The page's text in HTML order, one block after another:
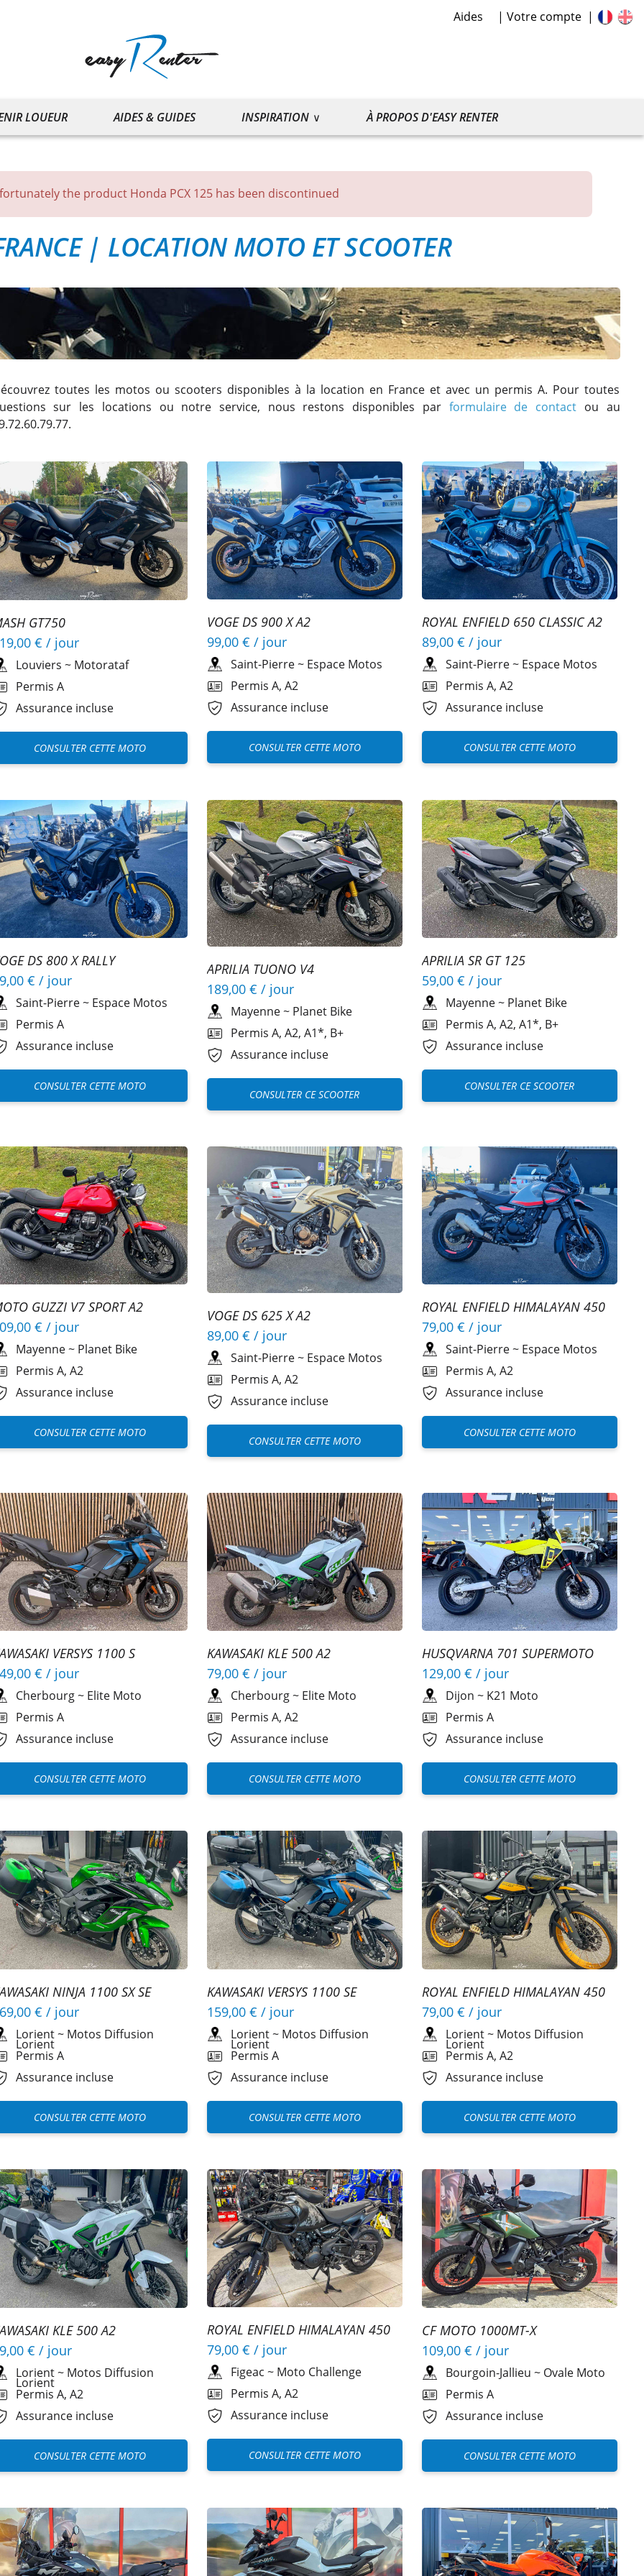
Aides Votre compte
LOUEUR AIDES & GUIDES INSPIRATION À PROPOS D'EASY RENTER
the product Honda PCX 125 has been discontinued
| LOCATION MOTO ET SCOOTER
toutes les motos ou scooters disponibles à la location en France et avec un permis A. Pour toutes
sur les locations ou notre service, nous restons disponibles par formulaire de contact ou au
GT750
€ / jour
Louviers ~ Motorataf
Permis A
Assurance incluse
CONSULTER CETTE MOTO
VOGE DS 900 X A2
99,00 € / jour
Saint-Pierre~ Espace Motos
Permis A, A2
Assurance incluse
CONSULTER CETTE MOTO
ROYAL ENFIELD 650 CLASSIC A2
89,00 € / jour
Saint-Pierre~ Espace Motos
Permis A, A2
Assurance incluse
CONSULTER CETTE MOTO
DS 800 X RALLY
€ / jour
Saint-Pierre~ Espace Motos
Permis A
Assurance incluse
CONSULTER CETTE MOTO
APRILIA TUONO V4
189,00 € / jour
Mayenne~ Planet Bike
Permis A, A2, A1*, B+
Assurance incluse
CONSULTER CE SCOOTER
APRILIA SR GT 125
59,00 € / jour
Mayenne~ Planet Bike
Permis A, A2, A1*, B+
Assurance incluse
CONSULTER CE SCOOTER
GUZZI V7 SPORT A2
€ / jour
Mayenne~ Planet Bike
Permis A, A2
Assurance incluse
CONSULTER CETTE MOTO
VOGE DS 625 X A2
89,00 € / jour
Saint-Pierre~ Espace Motos
Permis A, A2
Assurance incluse
CONSULTER CETTE MOTO
ROYAL ENFIELD HIMALAYAN 450
A2
79,00 € / jour
Saint-Pierre~ Espace Motos
Permis A, A2
Assurance incluse
CONSULTER CETTE MOTO
VERSYS 1100 S
€ / jour
Cherbourg~ Elite Moto
Permis A
Assurance incluse
CONSULTER CETTE MOTO
KAWASAKI KLE 500 A2
79,00 € / jour
Cherbourg~ Elite Moto
Permis A, A2
Assurance incluse
CONSULTER CETTE MOTO
HUSQVARNA 701 SUPERMOTO
129,00 € / jour
Dijon ~ K21 Moto
Permis A
Assurance incluse
CONSULTER CETTE MOTO
NINJA 1100 SX SE
€ / jour
Lorient~ Motos Diffusion
Lorient
Permis A
Assurance incluse
CONSULTER CETTE MOTO
KAWASAKI VERSYS 1100 SE
159,00 € / jour
Lorient~ Motos Diffusion
Lorient
Permis A
Assurance incluse
CONSULTER CETTE MOTO
ROYAL ENFIELD HIMALAYAN 450
A2
79,00 € / jour
Lorient~ Motos Diffusion
Lorient
Permis A, A2
Assurance incluse
CONSULTER CETTE MOTO
KLE 500 A2
€ / jour
Lorient~ Motos Diffusion
Lorient
Permis A, A2
Assurance incluse
CONSULTER CETTE MOTO
ROYAL ENFIELD HIMALAYAN 450
A2
79,00 € / jour
Figeac ~ Moto Challenge
Permis A, A2
Assurance incluse
CONSULTER CETTE MOTO
CF MOTO 1000MT-X
109,00 € / jour
Bourgoin-Jallieu ~ Ovale Moto
Permis A
Assurance incluse
CONSULTER CETTE MOTO